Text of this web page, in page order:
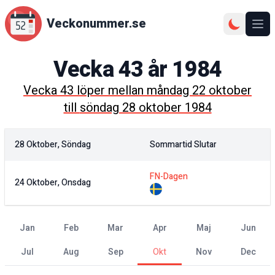
Veckonummer.se
Vecka43år 1984
Vecka43löper mellanmåndag 22 oktober
tillsöndag 28 oktober 1984
28 Oktober, Söndag Sommartid Slutar
24 Oktober, Onsdag FN-Dagen
jan feb mar apr maj
jun
jul
aug sep okt nov dec